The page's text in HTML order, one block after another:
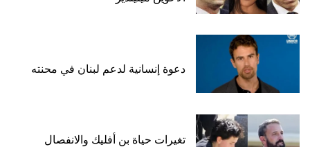
دعوة إنسانية لدعم لبنان في محنته
تغيرات حياة بن أفليك والانفصال